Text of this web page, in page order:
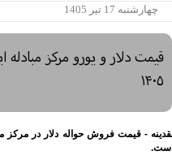
چهارشنبه 17 تير 1405
۱۴۰۵
است.